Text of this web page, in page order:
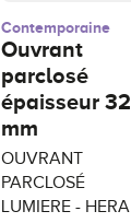
Contemporaine
Ouvrant
parclosé
épaisseur 32
mm
OUVRANT
PARCLOSÉ
LUMIERE - HERA